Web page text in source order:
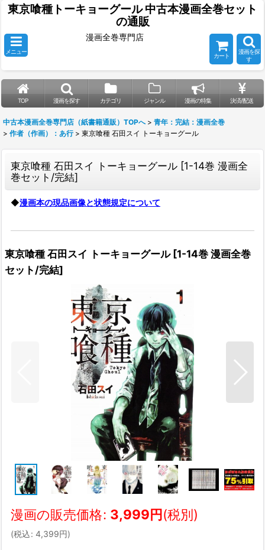
東京喰種トーキョーグール 中古本漫画全巻セット
の通販
メニュー
漫画全巻専門店
カート
漫画を探
す
TOP 漫画を探す カテゴリ ジャンル 漫画の特集 決済/配送
中古本漫画全巻専門店（紙書籍通販）TOPへ > 青年：完結：漫画全巻
> 作者（作画）：あ行 > 東京喰種 石田スイ トーキョーグール
東京喰種 石田スイ トーキョーグール [1-14巻 漫画全
巻セット/完結]
◆漫画本の現品画像と状態規定について
東京喰種 石田スイ トーキョーグール [1-14巻 漫画全巻
セット/完結]
漫画の販売価格: 3,999円(税別)
(税込: 4,399円)